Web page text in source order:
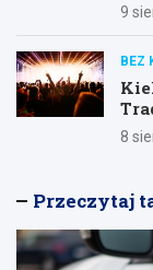
9
BEZ
8
Przeczytaj